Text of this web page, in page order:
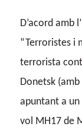
D’acord amb
“Terroristes i
terrorista
Donetsk
apuntant a un
vol MH17 de